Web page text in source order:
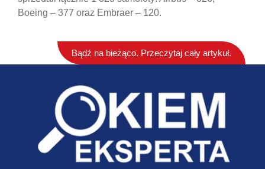
Boeing – 377 oraz Embraer – 120.
Bądź na bieżąco. Przeczytaj cały artykuł.